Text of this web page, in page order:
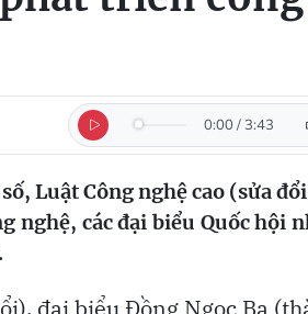
0:00 / 3:43
Luật Công nghệ cao (sửa
nghệ, các đại biểu Quốc hội
đại biểu Đồng Ngọc Ba